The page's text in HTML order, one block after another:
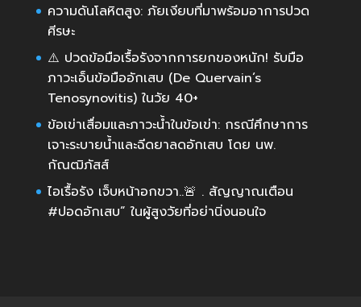
ความดันโลหิตสูง: ภัยเงียบที่มาพร้อมอาการปวด
ศีรษะ
⚠️ ปวดข้อมือเรื้อรังจากการยกของหนัก! รับมือ
ภาวะเอ็นข้อมืออักเสบ (De Quervain’s
Tenosynovitis) ในวัย 40+
ข้อเข่าเสื่อมและภาวะน้ำในข้อเข่า: กรณีศึกษาการ
เจาะระบายน้ำและฉีดยาลดอักเสบ โดย นพ.
กัณฒิภัสส์
ไอเรื้อรัง เจ็บหน้าอกขวา..🚨 . สัญญาณเตือน
#ปอดอักเสบ” ในผู้สูงวัยที่อย่านิ่งนอนใจ